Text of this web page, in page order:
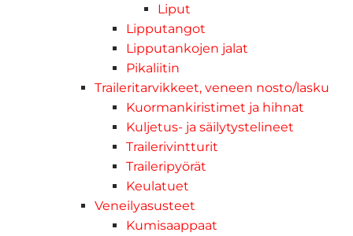
Liput
Lipputangot
Lipputankojen jalat
Pikaliitin
Traileritarvikkeet, veneen nosto/lasku
Kuormankiristimet ja hihnat
Kuljetus- ja säilytystelineet
Trailerivintturit
Traileripyörät
Keulatuet
Veneilyasusteet
Kumisaappaat